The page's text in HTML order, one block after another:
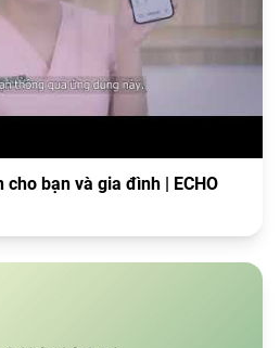
bạn và gia đình | ECHO